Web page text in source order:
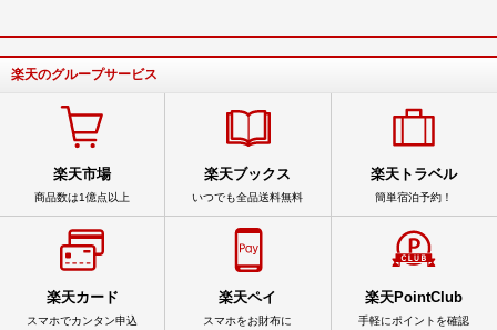
楽天のグループサービス
楽天市場
商品数は1億点以上
楽天ブックス
いつでも全品送料無料
楽天トラベル
簡単宿泊予約！
楽天カード
スマホでカンタン申込
楽天ペイ
スマホをお財布に
楽天PointClub
手軽にポイントを確認